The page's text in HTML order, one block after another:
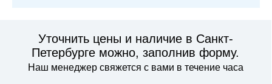
Уточнить цены и наличие в Санкт-
Петербурге можно, заполнив форму.
Наш менеджер свяжется с вами в течение часа